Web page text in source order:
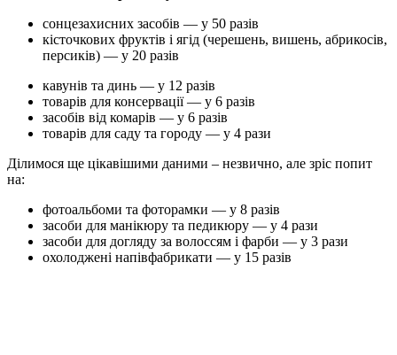
сонцезахисних засобів — у 50 разів
кісточкових фруктів і ягід (черешень, вишень, абрикосів,
персиків) — у 20 разів
кавунів та динь — у 12 разів
товарів для консервації — у 6 разів
засобів від комарів — у 6 разів
товарів для саду та городу — у 4 рази
Ділимося ще цікавішими даними – незвично, але зріс попит
на:
фотоальбоми та фоторамки — у 8 разів
засоби для манікюру та педикюру — у 4 рази
засоби для догляду за волоссям і фарби — у 3 рази
охолоджені напівфабрикати — у 15 разів